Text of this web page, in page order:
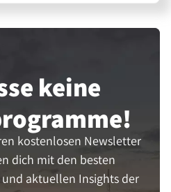
keine
kostenlosen Newsletter
dich mit den besten
aktuellen Insights der